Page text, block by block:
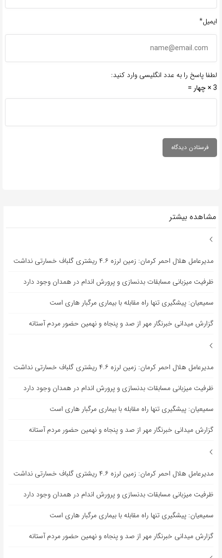
ایمیل*
لطفا پاسخ را به عدد انگلیسی وارد کنید:
3 × چهار =
مشاهده بیشتر
مدیرعامل هلال احمر کرمان: زمین لرزه ۴.۶ ریشتری گلباف خسارتی نداشت
ظرفیت میزبانی مسابقات بدنسازی و پرورش اندام در همدان وجود دارد
سمیعیان: پیشگیری تنها راه مقابله با بیماری مرگبار هاری است
گزارش میدانی خبرنگار مهر از صد و پنجاه و نهمین حضور مردم آستانه
مدیرعامل هلال احمر کرمان: زمین لرزه ۴.۶ ریشتری گلباف خسارتی نداشت
ظرفیت میزبانی مسابقات بدنسازی و پرورش اندام در همدان وجود دارد
سمیعیان: پیشگیری تنها راه مقابله با بیماری مرگبار هاری است
گزارش میدانی خبرنگار مهر از صد و پنجاه و نهمین حضور مردم آستانه
مدیرعامل هلال احمر کرمان: زمین لرزه ۴.۶ ریشتری گلباف خسارتی نداشت
ظرفیت میزبانی مسابقات بدنسازی و پرورش اندام در همدان وجود دارد
سمیعیان: پیشگیری تنها راه مقابله با بیماری مرگبار هاری است
گزارش میدانی خبرنگار مهر از صد و پنجاه و نهمین حضور مردم آستانه